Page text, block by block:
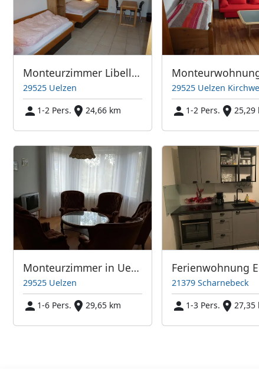
Monteurzimmer Libellenweg 56
29525 Uelzen
1-2 Pers.
24,66 km
29525 Uelzen
1-2 Pers.
25,29
Monteurzimmer in Uelzen
29525 Uelzen
1-6 Pers.
29,65 km
21379 Scharnebeck
1-3 Pers.
27,35